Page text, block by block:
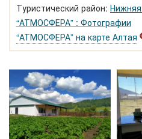
Туристический район:
“АТМОСФЕРА” : Фотографии
“АТМОСФЕРА” на карте Алтая